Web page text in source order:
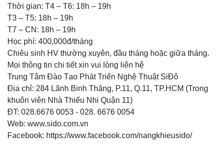
Thời gian: T4 – T6: 18h – 19h
T3 – T5: 18h – 19h
T7 – CN: 18h – 19h
Học phí: 400,000đ/tháng
Chiêu sinh HV thường xuyên, đầu tháng hoặc giữa tháng.
Mọi thông tin chi tiết xin vui lòng liên hệ
Trung Tâm Đào Tạo Phát Triển Nghệ Thuật SiĐô
Địa chỉ: 284 Lãnh Binh Thăng, P.11, Q.11, TP.HCM (Trong
khuôn viên Nhà Thiếu Nhi Quận 11)
ĐT: 028.6676 0053 - 028. 6676 0054
Web: www.sido.com.vn
Facebook: https://www.facebook.com/nangkhieusido/